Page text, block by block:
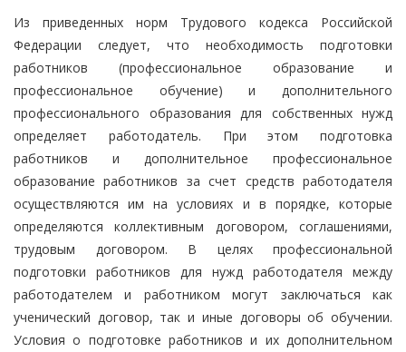
Из приведенных норм Трудового кодекса Российской
Федерации следует, что необходимость подготовки
работников (профессиональное образование и
профессиональное обучение) и дополнительного
профессионального образования для собственных нужд
определяет работодатель. При этом подготовка
работников и дополнительное профессиональное
образование работников за счет средств работодателя
осуществляются им на условиях и в порядке, которые
определяются коллективным договором, соглашениями,
трудовым договором. В целях профессиональной
подготовки работников для нужд работодателя между
работодателем и работником могут заключаться как
ученический договор, так и иные договоры об обучении.
Условия о подготовке работников и их дополнительном